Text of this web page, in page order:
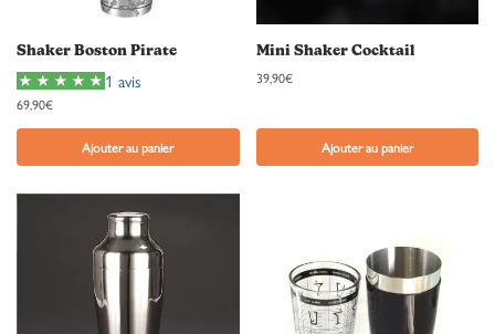
Shaker Boston Pirate
1 avis
69,90€
Ajouter au panier
Mini Shaker Cocktail
39,90€
Ajouter au panier